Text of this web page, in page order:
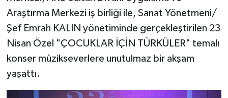
Araştırma Merkezi iş birliği ile, Sanat Yönetmeni/
Şef Emrah KALIN yönetiminde gerçekleştirilen 23
Nisan Özel "ÇOCUKLAR İÇİN TÜRKÜLER" temalı
konser müzikseverlere unutulmaz bir akşam
yaşattı.